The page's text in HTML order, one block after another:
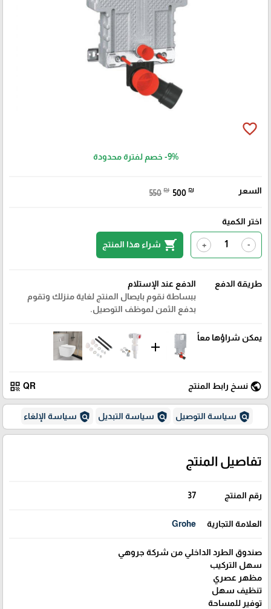
favorite_border
-9% خصم لفترة محدودة
السعر 550 ₪ 500 ₪
اختر الكمية
-
+
shopping_cart شراء هذا المنتج
طريقة الدفع
الدفع عند الإستلام
ببساطة نقوم بايصال المنتج لغاية منزلك وتقوم
بدفع الثمن لموظف التوصيل.
يمكن شراؤها معاً
add
public نسخ رابط المنتج QR
qr_code
policy سياسة التوصيل policy سياسة التبديل policy سياسة الإلغاء
تفاصيل المنتج
رقم المنتج 37
العلامة التجارية Grohe
صندوق الطرد الداخلي من شركة جروهي
سهل التركيب
مظهر عصري
تنظيف سهل
توفير للمساحة